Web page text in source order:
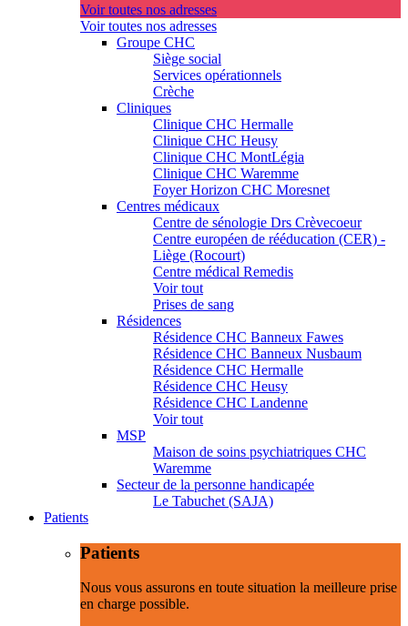
Voir toutes nos adresses
Voir toutes nos adresses
Groupe CHC
Siège social
Services opérationnels
Crèche
Cliniques
Clinique CHC Hermalle
Clinique CHC Heusy
Clinique CHC MontLégia
Clinique CHC Waremme
Foyer Horizon CHC Moresnet
Centres médicaux
Centre de sénologie Drs Crèvecoeur
Centre européen de rééducation (CER) -
Liège (Rocourt)
Centre médical Remedis
Voir tout
Prises de sang
Résidences
Résidence CHC Banneux Fawes
Résidence CHC Banneux Nusbaum
Résidence CHC Hermalle
Résidence CHC Heusy
Résidence CHC Landenne
Voir tout
MSP
Maison de soins psychiatriques CHC
Waremme
Secteur de la personne handicapée
Le Tabuchet (SAJA)
Patients
Patients
Nous vous assurons en toute situation la meilleure prise
en charge possible.